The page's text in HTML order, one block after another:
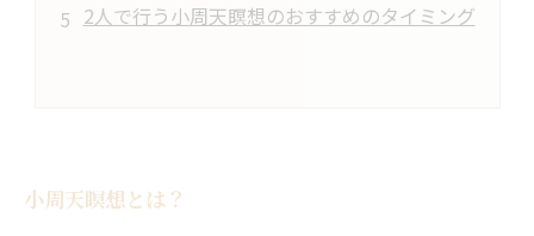
2人で行う小周天瞑想のおすすめのタイミング
小周天瞑想とは？